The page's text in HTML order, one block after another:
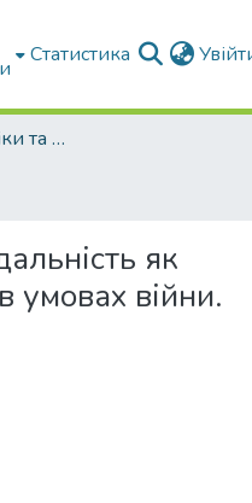
Статистика
Факультет Економіки та бізнесу
як
умовах війни.